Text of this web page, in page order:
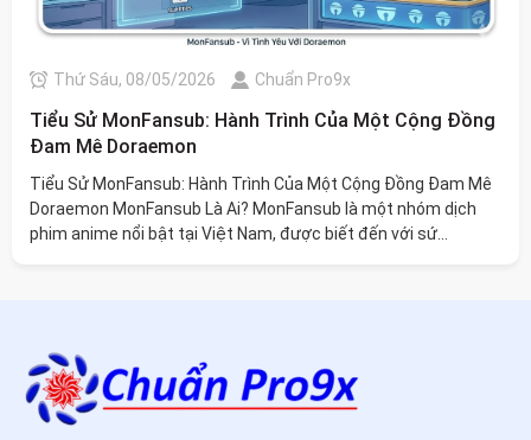
Thứ Sáu, 08/05/2026 Chuẩn Pro9x
Tiểu Sử MonFansub: Hành Trình Của Một Cộng Đồng
Đam Mê Doraemon
Tiểu Sử MonFansub: Hành Trình Của Một Cộng Đồng Đam Mê
Doraemon MonFansub Là Ai? MonFansub là một nhóm dịch
phim anime nổi bật tại Việt Nam, được biết đến với sứ...